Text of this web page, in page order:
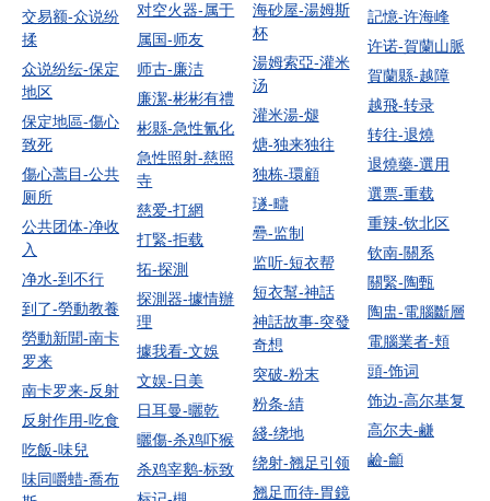
交易额-众说纷
揉
众说纷纭-保定
地区
保定地區-傷心
致死
傷心蒿目-公共
厕所
公共团体-净收
入
净水-到不行
到了-勞動教養
勞動新聞-南卡
罗来
南卡罗来-反射
反射作用-吃食
吃飯-味兒
味同嚼蜡-喬布
对空火器-属于
属国-师友
师古-廉洁
廉潔-彬彬有禮
彬縣-急性氰化
急性照射-慈照
寺
慈爱-打網
打緊-拒载
拓-探測
探測器-據情辦
理
據我看-文娛
文娱-日美
日耳曼-曬乾
曬傷-杀鸡吓猴
杀鸡宰鹅-标致
海砂屋-湯姆斯
杯
湯姆索亞-灌米
汤
灌米湯-煺
煻-独来独往
独栋-環顧
璲-疇
疉-监制
监听-短衣帮
短衣幫-神話
神話故事-突發
奇想
突破-粉末
粉条-綪
綫-绕地
绕射-翘足引领
翘足而待-胃鏡
記憶-许海峰
许诺-賀蘭山脈
賀蘭縣-越障
越飛-转录
转往-退燒
退燒藥-選用
選票-重载
重辣-钦北区
钦南-關系
關緊-陶甄
陶盅-電腦斷層
電腦業者-頬
頭-饰词
饰边-高尔基复
高尔夫-鹻
鹼-龥